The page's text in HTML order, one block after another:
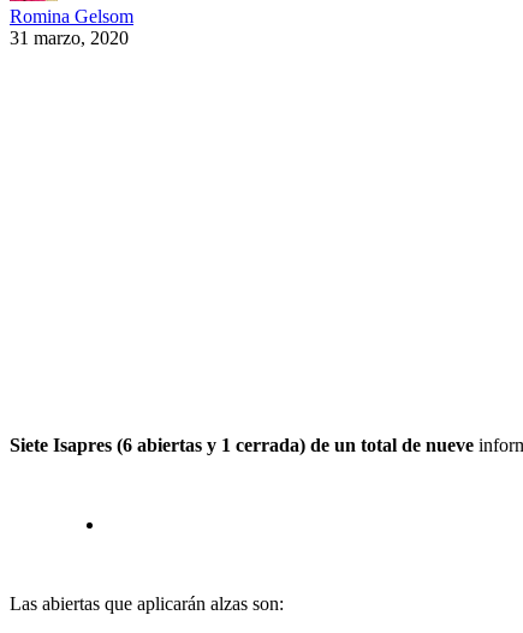
Romina Gelsom
31 marzo, 2020
Siete Isapres (6 abiertas y 1 cerrada) de un total de nueve
Las abiertas que aplicarán alzas son: